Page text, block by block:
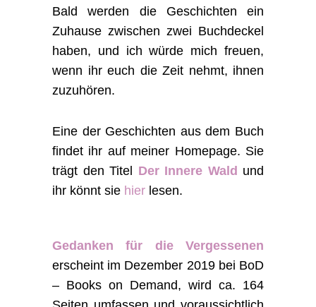
Bald werden die Geschichten ein
Zuhause zwischen zwei Buchdeckel
haben, und ich würde mich freuen,
wenn ihr euch die Zeit nehmt, ihnen
zuzuhören.
Eine der Geschichten aus dem Buch
findet ihr auf meiner Homepage. Sie
trägt den Titel Der Innere Wald und
ihr könnt sie hier lesen.
Gedanken für die Vergessenen
erscheint im Dezember 2019 bei BoD
– Books on Demand, wird ca. 164